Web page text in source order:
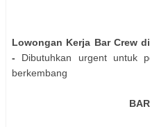
Lowongan Kerja Bar Crew
- Dibutuhkan urgent untuk
berkembang